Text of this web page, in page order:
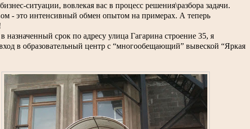
ситуации, вовлекая вас в процесс решения\разбора задачи.
- это интенсивный обмен опытом на примерах. А теперь
назначенный срок по адресу улица Гагарина строение 35, я
в образовательный центр с “многообещающий” вывеской “Яркая